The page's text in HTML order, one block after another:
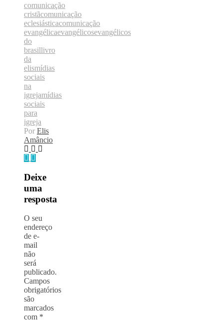
comunicação
cristãcomunicação
eclesiásticacomunicação
evangélicaevangélicosevangélicos
do
brasillivro
da
elismídias
sociais
na
igrejamídias
sociais
para
igreja
Por Elis
Amâncio
Deixe
uma
resposta
O seu
endereço
de e-
mail
não
será
publicado.
Campos
obrigatórios
são
marcados
com *